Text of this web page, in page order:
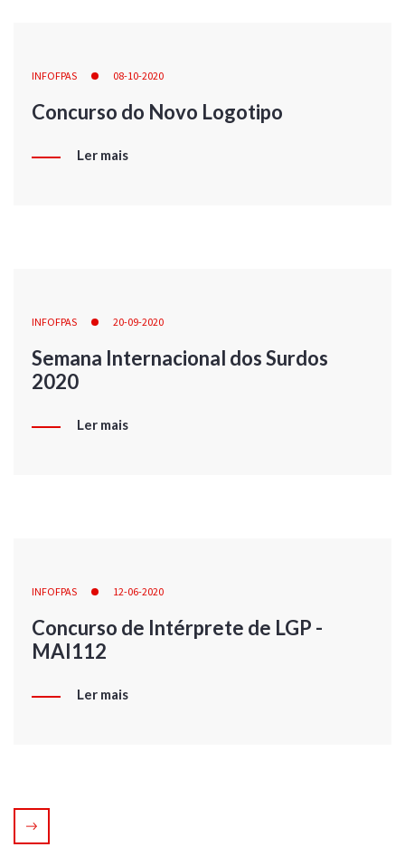
INFOFPAS 08-10-2020
Concurso do Novo Logotipo
Ler mais
INFOFPAS 20-09-2020
Semana Internacional dos Surdos
2020
Ler mais
INFOFPAS 12-06-2020
Concurso de Intérprete de LGP -
MAI112
Ler mais